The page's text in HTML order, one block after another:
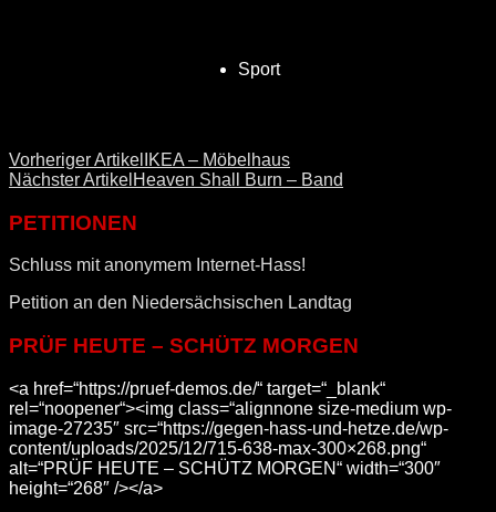
Sport
Vorheriger Artikel IKEA – Möbelhaus
Nächster Artikel Heaven Shall Burn – Band
PETITIONEN
Schluss mit anonymem Internet-Hass!
Petition an den Niedersächsischen Landtag
PRÜF HEUTE – SCHÜTZ MORGEN
<a href=“https://pruef-demos.de/“ target=“_blank“
rel=“noopener“><img class=“alignnone size-medium wp-
image-27235″ src=“https://gegen-hass-und-hetze.de/wp-
content/uploads/2025/12/715-638-max-300×268.png“
alt=“PRÜF HEUTE – SCHÜTZ MORGEN“ width=“300″
height=“268″ /></a>